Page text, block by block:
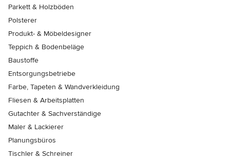
Parkett & Holzböden
Polsterer
Produkt- & Möbeldesigner
Teppich & Bodenbeläge
Baustoffe
Entsorgungsbetriebe
Farbe, Tapeten & Wandverkleidung
Fliesen & Arbeitsplatten
Gutachter & Sachverständige
Maler & Lackierer
Planungsbüros
Tischler & Schreiner